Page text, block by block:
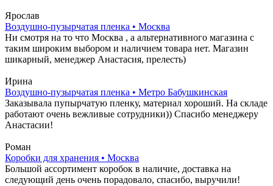
Ярослав
Воздушно-пузырчатая пленка • Москва
Ни смотря на то что Москва , а альтернативного магазина с
таким широким выбором и наличием товара нет. Магазин
шикарный, менеджер Анастасия, прелесть)
Ирина
Воздушно-пузырчатая пленка • Метро Бабушкинская
Заказывала пупырчатую пленку, материал хороший. На складе
работают очень вежливые сотрудники)) Спасибо менеджеру
Анастасии!
Роман
Коробки для хранения • Москва
Большой ассортимент коробок в наличие, доставка на
следующий день очень порадовало, спасибо, выручили!